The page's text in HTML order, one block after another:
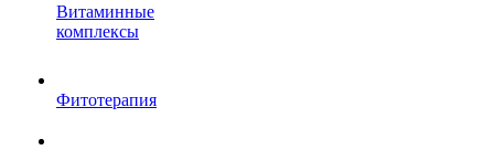
Витаминные
комплексы
Фитотерапия